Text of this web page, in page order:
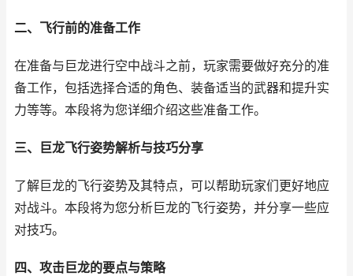
二、飞行前的准备工作
在准备与巨龙进行空中战斗之前，玩家需要做好充分的准
备工作，包括选择合适的角色、装备适当的武器和提升实
力等等。本段将为您详细介绍这些准备工作。
三、巨龙飞行姿势解析与技巧分享
了解巨龙的飞行姿势及其特点，可以帮助玩家们更好地应
对战斗。本段将为您分析巨龙的飞行姿势，并分享一些应
对技巧。
四、攻击巨龙的要点与策略